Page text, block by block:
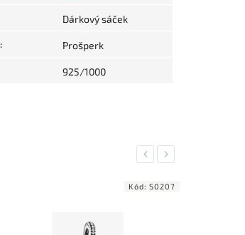
Dárkový sáček
: Prošperk
925/1000
Previous
Kód: S0207
Next